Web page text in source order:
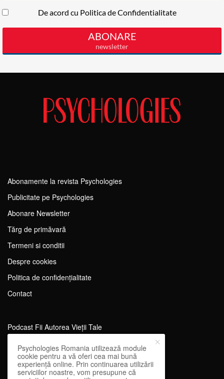
Abonamente la revista Psychologies
Publicitate pe Psychologies
Abonare Newsletter
Tărg de primăvară
Termeni si conditii
Despre cookies
Politica de confidențialitate
Contact
Podcast Fii Autorea Vieții Tale
Evenimente Fii Autoarea Vieții Tale!
SportEdu
Antrenament Mental pentru Sportivi
Psychologies Romania utilizează module
cookie pentru a vă oferi cea mai bună
experiență online. Prin continuarea utilizării
serviciilor noastre, vom presupune că